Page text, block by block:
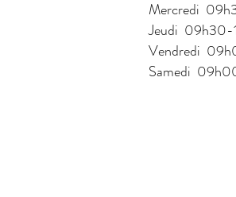
Mercredi
Jeudi
Vendredi
Samedi